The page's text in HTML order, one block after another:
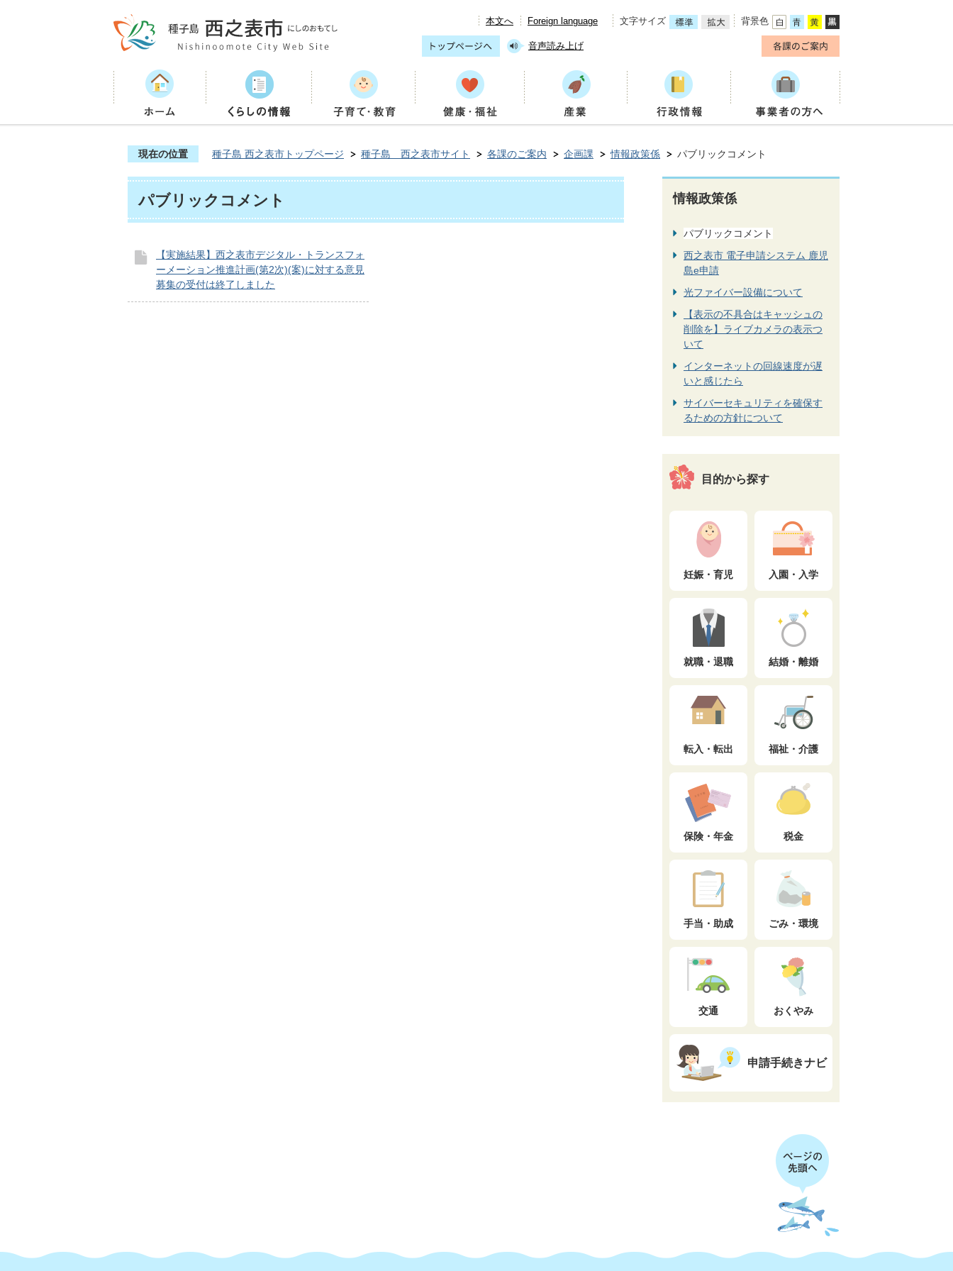
本文へ Foreign language 文字サイズ 背景色
音声読み上げ
現在の位置 種子島 西之表市トップページ 種子島 西之表市サイト 各課のご案内 企画課 情報政策係 パブリックコメント
パブリックコメント
【実施結果】西之表市デジタル・トランスフォ
ーメーション推進計画(第2次)(案)に対する意見
募集の受付は終了しました
情報政策係
パブリックコメント
西之表市 電子申請システム 鹿児
島e申請
光ファイバー設備について
【表示の不具合はキャッシュの
削除を】ライブカメラの表示つ
いて
インターネットの回線速度が遅
いと感じたら
サイバーセキュリティを確保す
るための方針について
目的から探す
妊娠・育児 入園・入学
就職・退職 結婚・離婚
転入・転出 福祉・介護
保険・年金 税金
手当・助成 ごみ・環境
交通 おくやみ
申請手続きナビ